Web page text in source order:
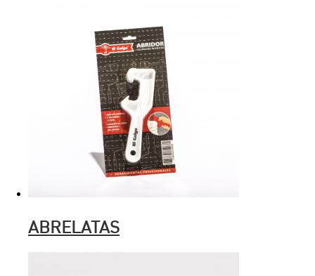
ABRELATAS